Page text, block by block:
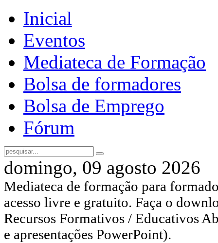
Inicial
Eventos
Mediateca de Formação
Bolsa de formadores
Bolsa de Emprego
Fórum
domingo, 09 agosto 2026
Mediateca de formação para
acesso livre e gratuito. Faça o
Recursos Formativos / Educativos
e apresentações PowerPoint).